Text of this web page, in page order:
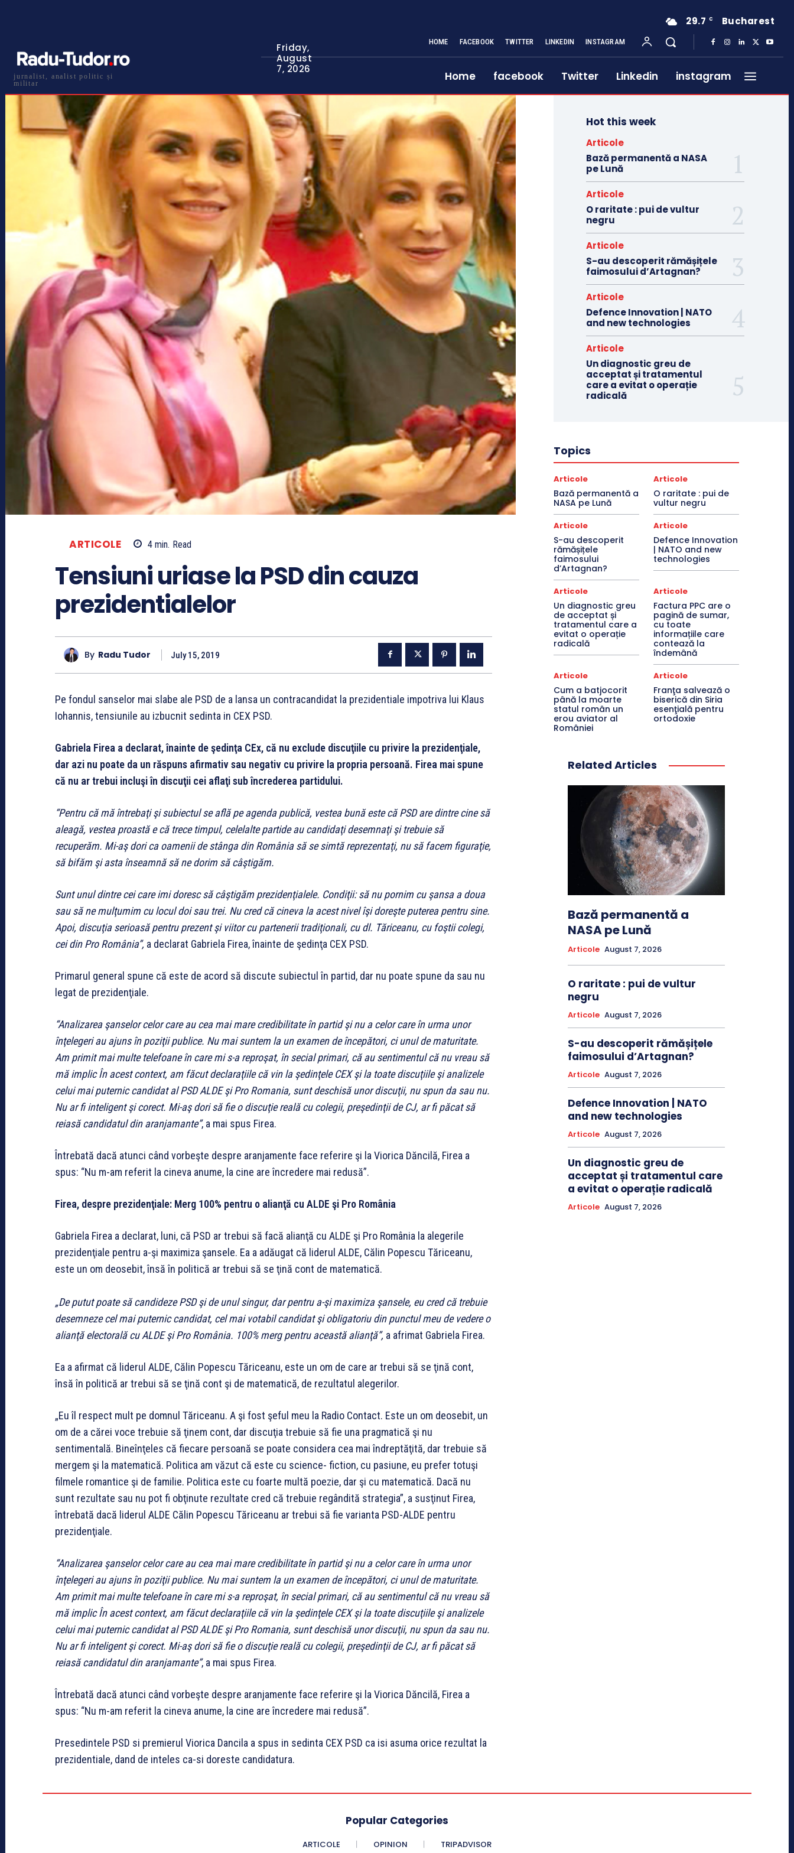
jurnalist, analist politic și
militar
Friday,
August
7, 2026
29.7 C Bucharest
HOME FACEBOOK TWITTER LINKEDIN INSTAGRAM
Home facebook Twitter Linkedin instagram
ARTICOLE 4 min. Read
Tensiuni uriase la PSD din cauza
prezidentialelor
By Radu Tudor July 15, 2019
Pe fondul sanselor mai slabe ale PSD de a lansa un contracandidat la prezidentiale impotriva lui Klaus
Iohannis, tensiunile au izbucnit sedinta in CEX PSD.
Gabriela Firea a declarat, înainte de şedinţa CEx, că nu exclude discuţiile cu privire la prezidenţiale,
dar azi nu poate da un răspuns afirmativ sau negativ cu privire la propria persoană. Firea mai spune
că nu ar trebui incluşi în discuţii cei aflaţi sub încrederea partidului.
“Pentru că mă întrebaţi şi subiectul se află pe agenda publică, vestea bună este că PSD are dintre cine să
aleagă, vestea proastă e că trece timpul, celelalte partide au candidaţi desemnaţi şi trebuie să
recuperăm. Mi-aş dori ca oamenii de stânga din România să se simtă reprezentaţi, nu să facem figuraţie,
să bifăm şi asta înseamnă să ne dorim să câştigăm.
Sunt unul dintre cei care imi doresc să câştigăm prezidenţialele. Condiţii: să nu pornim cu şansa a doua
sau să ne mulţumim cu locul doi sau trei. Nu cred că cineva la acest nivel îşi doreşte puterea pentru sine.
Apoi, discuţia serioasă pentru prezent şi viitor cu partenerii tradiţionali, cu dl. Tăriceanu, cu foştii colegi,
cei din Pro România”, a declarat Gabriela Firea, înainte de şedinţa CEX PSD.
Primarul general spune că este de acord să discute subiectul în partid, dar nu poate spune da sau nu
legat de prezidenţiale.
“Analizarea şanselor celor care au cea mai mare credibilitate în partid şi nu a celor care în urma unor
înţelegeri au ajuns în poziţii publice. Nu mai suntem la un examen de începători, ci unul de maturitate.
Am primit mai multe telefoane în care mi s-a reproşat, în secial primari, că au sentimentul că nu vreau să
mă implic În acest context, am făcut declaraţiile că vin la şedinţele CEX şi la toate discuţiile şi analizele
celui mai puternic candidat al PSD ALDE şi Pro Romania, sunt deschisă unor discuţii, nu spun da sau nu.
Nu ar fi inteligent şi corect. Mi-aş dori să fie o discuţie reală cu colegii, preşedinţii de CJ, ar fi păcat să
reiasă candidatul din aranjamante”, a mai spus Firea.
Întrebată dacă atunci când vorbeşte despre aranjamente face referire şi la Viorica Dăncilă, Firea a
spus: “Nu m-am referit la cineva anume, la cine are încredere mai redusă”.
Firea, despre prezidenţiale: Merg 100% pentru o alianţă cu ALDE şi Pro România
Gabriela Firea a declarat, luni, că PSD ar trebui să facă alianţă cu ALDE şi Pro România la alegerile
prezidenţiale pentru a-şi maximiza şansele. Ea a adăugat că liderul ALDE, Călin Popescu Tăriceanu,
este un om deosebit, însă în politică ar trebui să se ţină cont de matematică.
„De putut poate să candideze PSD şi de unul singur, dar pentru a-şi maximiza şansele, eu cred că trebuie
desemneze cel mai puternic candidat, cel mai votabil candidat şi obligatoriu din punctul meu de vedere o
alianţă electorală cu ALDE şi Pro România. 100% merg pentru această alianţă”, a afrimat Gabriela Firea.
Ea a afirmat că liderul ALDE, Călin Popescu Tăriceanu, este un om de care ar trebui să se ţină cont,
însă în politică ar trebui să se ţină cont şi de matematică, de rezultatul alegerilor.
„Eu îl respect mult pe domnul Tăriceanu. A şi fost şeful meu la Radio Contact. Este un om deosebit, un
om de a cărei voce trebuie să ţinem cont, dar discuţia trebuie să fie una pragmatică şi nu
sentimentală. Bineînţeles că fiecare persoană se poate considera cea mai îndreptăţită, dar trebuie să
mergem şi la matematică. Politica am văzut că este cu science- fiction, cu pasiune, eu prefer totuşi
filmele romantice şi de familie. Politica este cu foarte multă poezie, dar şi cu matematică. Dacă nu
sunt rezultate sau nu pot fi obţinute rezultate cred că trebuie regândită strategia”, a susţinut Firea,
întrebată dacă liderul ALDE Călin Popescu Tăriceanu ar trebui să fie varianta PSD-ALDE pentru
prezidenţiale.
“Analizarea şanselor celor care au cea mai mare credibilitate în partid şi nu a celor care în urma unor
înţelegeri au ajuns în poziţii publice. Nu mai suntem la un examen de începători, ci unul de maturitate.
Am primit mai multe telefoane în care mi s-a reproşat, în secial primari, că au sentimentul că nu vreau să
mă implic În acest context, am făcut declaraţiile că vin la şedinţele CEX şi la toate discuţiile şi analizele
celui mai puternic candidat al PSD ALDE şi Pro Romania, sunt deschisă unor discuţii, nu spun da sau nu.
Nu ar fi inteligent şi corect. Mi-aş dori să fie o discuţie reală cu colegii, preşedinţii de CJ, ar fi păcat să
reiasă candidatul din aranjamante”, a mai spus Firea.
Întrebată dacă atunci când vorbeşte despre aranjamente face referire şi la Viorica Dăncilă, Firea a
spus: “Nu m-am referit la cineva anume, la cine are încredere mai redusă”.
Presedintele PSD si premierul Viorica Dancila a spus in sedinta CEX PSD ca isi asuma orice rezultat la
prezidentiale, dand de inteles ca-si doreste candidatura.
Hot this week
Articole
Bază permanentă a NASA
pe Lună
Articole
O raritate : pui de vultur
negru
Articole
S-au descoperit rămășițele
faimosului d’Artagnan?
Articole
Defence Innovation | NATO
and new technologies
Articole
Un diagnostic greu de
acceptat și tratamentul
care a evitat o operație
radicală
Topics
Articole
Bază permanentă a
NASA pe Lună
Articole
O raritate : pui de
vultur negru
Articole
S-au descoperit
rămășițele
faimosului
d’Artagnan?
Articole
Defence Innovation
| NATO and new
technologies
Articole
Un diagnostic greu
de acceptat și
tratamentul care a
evitat o operație
radicală
Articole
Factura PPC are o
pagină de sumar,
cu toate
informațiile care
contează la
îndemână
Articole
Cum a batjocorit
până la moarte
statul român un
erou aviator al
României
Articole
Franţa salvează o
biserică din Siria
esenţială pentru
ortodoxie
Related Articles
Bază permanentă a
NASA pe Lună
Articole August 7, 2026
O raritate : pui de vultur
negru
Articole August 7, 2026
S-au descoperit rămășițele
faimosului d’Artagnan?
Articole August 7, 2026
Defence Innovation | NATO
and new technologies
Articole August 7, 2026
Un diagnostic greu de
acceptat și tratamentul care
a evitat o operație radicală
Articole August 7, 2026
Popular Categories
ARTICOLE OPINION TRIPADVISOR